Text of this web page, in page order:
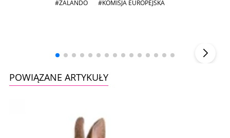
#ZALANDO #KOMISJA EUROPEJSKA
POWIĄZANE ARTYKUŁY